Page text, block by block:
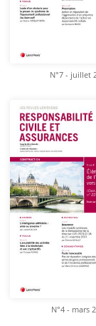
N°7 - juillet
N°4 - mars